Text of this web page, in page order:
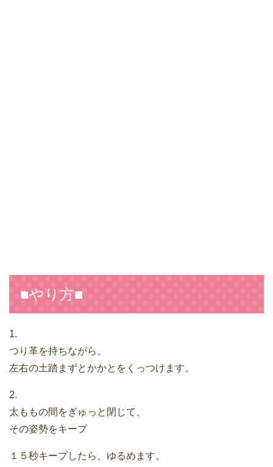
■やり方■
1.
つり革を持ちながら、
左右の土踏まずとかかとをくっつけます。
2.
太ももの間をぎゅっと閉じて、
その姿勢をキープ
１５秒キープしたら、ゆるめます。